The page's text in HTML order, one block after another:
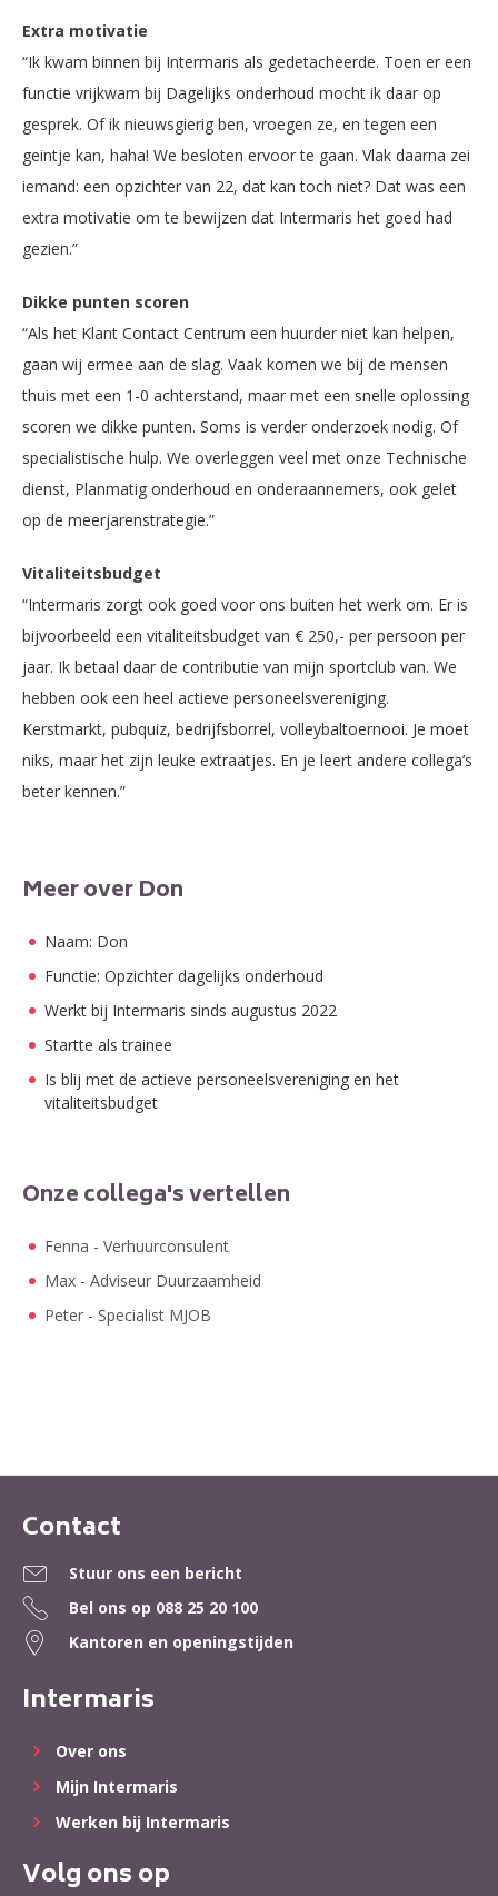
Extra motivatie
“Ik kwam binnen bij Intermaris als gedetacheerde. Toen er een
functie vrijkwam bij Dagelijks onderhoud mocht ik daar op
gesprek. Of ik nieuwsgierig ben, vroegen ze, en tegen een
geintje kan, haha! We besloten ervoor te gaan. Vlak daarna zei
iemand: een opzichter van 22, dat kan toch niet? Dat was een
extra motivatie om te bewijzen dat Intermaris het goed had
gezien.”
Dikke punten scoren
“Als het Klant Contact Centrum een huurder niet kan helpen,
gaan wij ermee aan de slag. Vaak komen we bij de mensen
thuis met een 1-0 achterstand, maar met een snelle oplossing
scoren we dikke punten. Soms is verder onderzoek nodig. Of
specialistische hulp. We overleggen veel met onze Technische
dienst, Planmatig onderhoud en onderaannemers, ook gelet
op de meerjarenstrategie.”
Vitaliteitsbudget
“Intermaris zorgt ook goed voor ons buiten het werk om. Er is
bijvoorbeeld een vitaliteitsbudget van € 250,- per persoon per
jaar. Ik betaal daar de contributie van mijn sportclub van. We
hebben ook een heel actieve personeelsvereniging.
Kerstmarkt, pubquiz, bedrijfsborrel, volleybaltoernooi. Je moet
niks, maar het zijn leuke extraatjes. En je leert andere collega’s
beter kennen.”
Meer over Don
Naam: Don
Functie: Opzichter dagelijks onderhoud
Werkt bij Intermaris sinds augustus 2022
Startte als trainee
Is blij met de actieve personeelsvereniging en het
vitaliteitsbudget
Onze collega's vertellen
Fenna - Verhuurconsulent
Max - Adviseur Duurzaamheid
Peter - Specialist MJOB
Contactinformatie
Contact
Stuur ons een bericht
Bel ons op 088 25 20 100
Kantoren en openingstijden
Intermaris
Over ons
Mijn Intermaris
Werken bij Intermaris
Volg ons op